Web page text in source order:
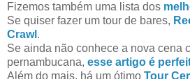
Fizemos também uma lista dos
Se quiser fazer um tour de bares,
Crawl .
Se ainda não conhece a nova cena
pernambucana, esse artigo é
Além do mais, há um ótimo Tour